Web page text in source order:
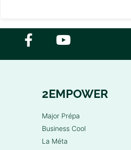
2EMPOWER
Major Prépa
Business Cool
La Méta